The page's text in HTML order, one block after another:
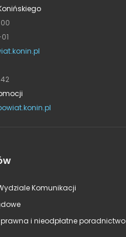
Komunikacji
i nieodpłatne poradnictwo